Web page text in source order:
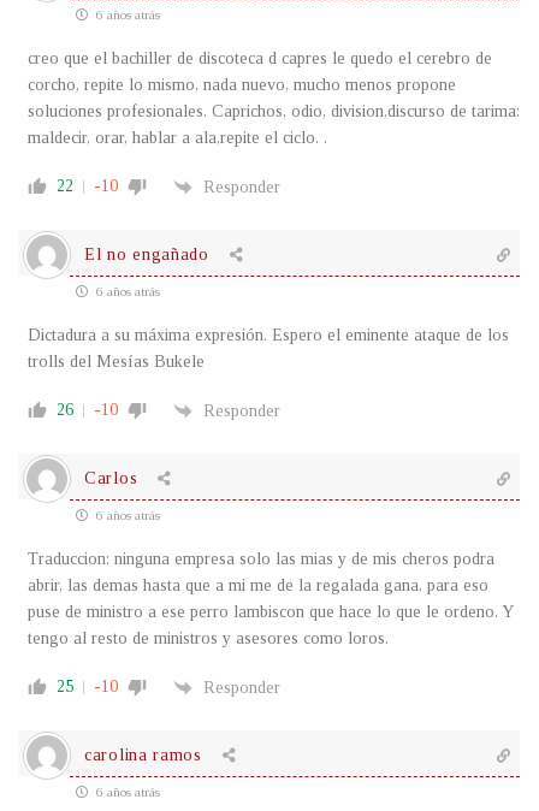
6 años atrás
creo que el bachiller de discoteca d capres le quedo el cerebro de
corcho, repite lo mismo, nada nuevo, mucho menos propone
soluciones profesionales. Caprichos, odio, division,discurso de tarima:
maldecir, orar, hablar a ala,repite el ciclo. .
22 -10 Responder
El no engañado
6 años atrás
Dictadura a su máxima expresión. Espero el eminente ataque de los
trolls del Mesías Bukele
26 -10 Responder
Carlos
6 años atrás
Traduccion: ninguna empresa solo las mias y de mis cheros podra
abrir, las demas hasta que a mi me de la regalada gana, para eso
puse de ministro a ese perro lambiscon que hace lo que le ordeno. Y
tengo al resto de ministros y asesores como loros.
25 -10 Responder
carolina ramos
6 años atrás